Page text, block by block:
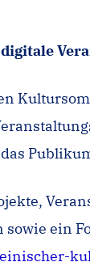
ein